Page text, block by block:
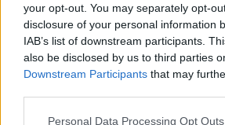
your opt-out. You may separately opt-
disclosure of your personal information
IAB’s list of downstream participants.
also be disclosed by us to third parties
Downstream Participants that may
Personal Data Processing Opt Outs
Da Ginevra a Larderello,
Geotermia: produzione
Il Novecento dei ragazzi in un
Un dialogo ironico con Steve